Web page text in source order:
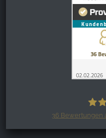
36 Bewertungen